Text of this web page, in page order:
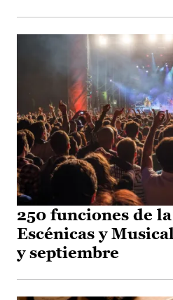
250 funciones de
Escénicas y
y septiembre